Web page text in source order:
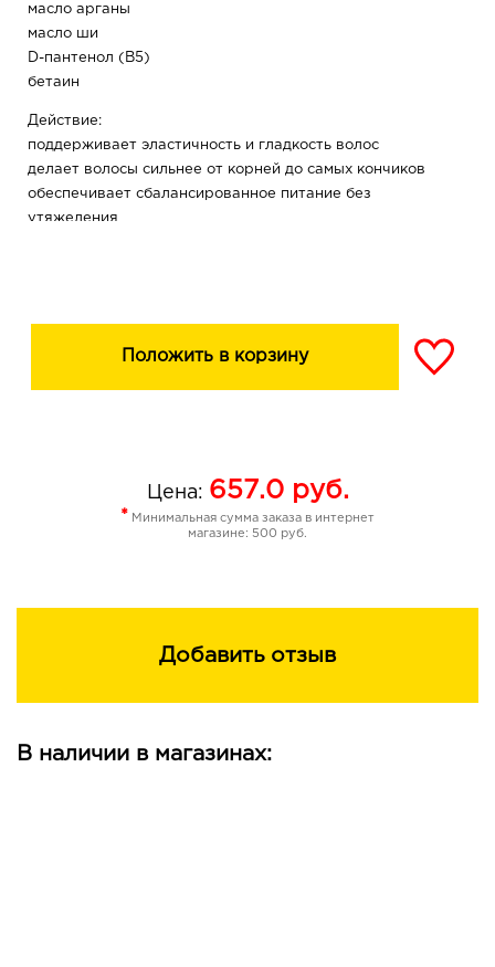
масло арганы
масло ши
D-пантенол (В5)
бетаин
Действие:
поддерживает эластичность и гладкость волос
делает волосы сильнее от корней до самых кончиков
обеспечивает сбалансированное питание без
утяжеления
Положить в корзину
Цена: 657.0руб.
* Минимальная сумма заказа в интернет
магазине: 500 руб.
Добавить отзыв
В наличии в магазинах: